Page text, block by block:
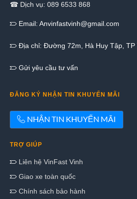
☎ Dịch vụ: 089 6533 868
Email: Anvinfastvinh@gmail.com
Địa chỉ: Đường 72m, Hà Huy Tập, TP
Gửi yêu cầu tư vấn
ĐĂNG KÝ NHẬN TIN KHUYẾN MÃI
NHẬN TIN KHUYẾN MÃI
TRỢ GIÚP
Liên hệ VinFast Vinh
Giao xe toàn quốc
Chính sách bảo hành